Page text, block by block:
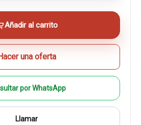
Añadir al carrito
una oferta
por WhatsApp
Llamar